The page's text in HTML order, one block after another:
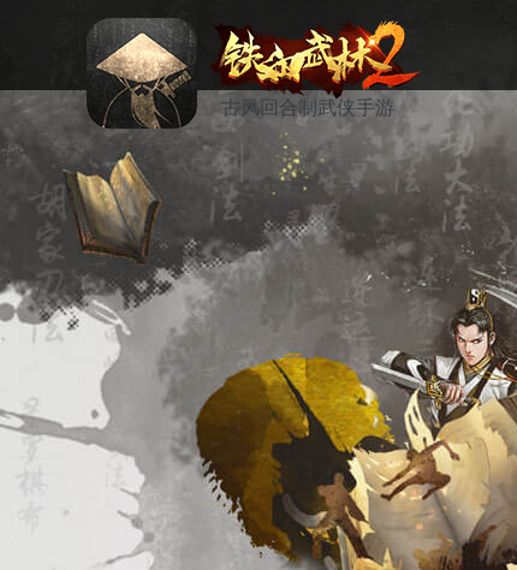
古风回合制武侠手游
资讯
活动
论坛